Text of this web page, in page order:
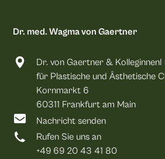
Dr. med. Wagma von Gaertner
Dr. von Gaertner & KolleginnenI
für Plastische und Ästhetische
Kornmarkt 6
60311 Frankfurt am Main
Nachricht senden
Rufen Sie uns an
+49 69 20 43 41 80